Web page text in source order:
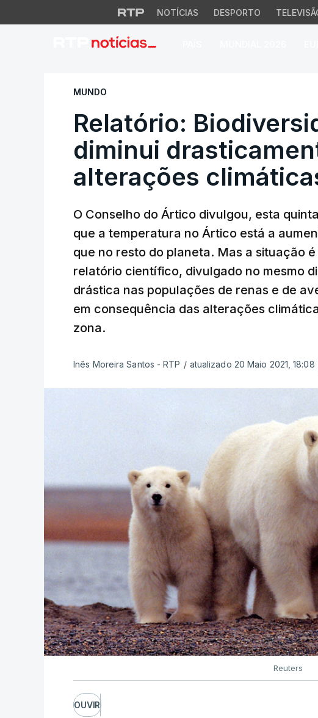
NOTÍCIAS DESPORTO
Relatório:
MUNDO
Relatório:
diminui
alterações
O Conselho do Ártico divulgou, esta
que a temperatura no Ártico está a
que no resto do planeta. Mas a situação
relatório científico, divulgado no mesmo
drástica nas populações de renas e de
em consequência das alterações
zona.
Inês Moreira Santos - RTP / atualizado 20 Maio 2021, 18:08
Reuters
OUVIR